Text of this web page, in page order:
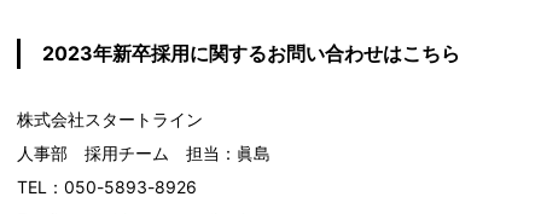
2023年新卒採用に関するお問い合わせはこちら
株式会社スタートライン
人事部 採用チーム 担当：眞島
TEL：050-5893-8926